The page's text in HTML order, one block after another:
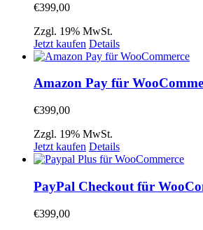
€399,00
Zzgl. 19% MwSt.
Jetzt kaufen Details
Amazon Pay für
€399,00
Zzgl. 19% MwSt.
Jetzt kaufen Details
PayPal Checkout für
€399,00